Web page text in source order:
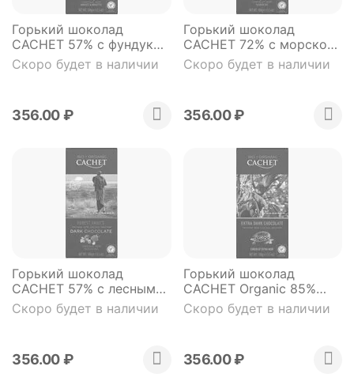
Горький шоколад
CACHET 57% с фундуком
и абрикосом
органический продукт
Скоро будет в наличии
356.00₽
Горький шоколад
CACHET 72% с морской
солью (органический
продукт) 100 гр
Скоро будет в наличии
356.00₽
Горький шоколад
CACHET 57% с лесными
ягодами (органический
продукт) 100 гр
Скоро будет в наличии
356.00₽
Горький шоколад
CACHET Organic 85%
(органический продукт)
100 гр
Скоро будет в наличии
356.00₽